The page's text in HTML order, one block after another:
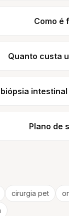
Como é
Quanto custa
Plano de
cirurgia pet